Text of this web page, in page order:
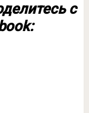
с